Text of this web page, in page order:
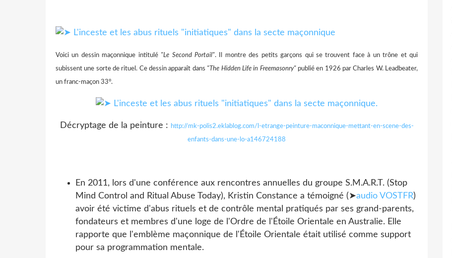
Voici un dessin maçonnique intitulé"Le Second Portail". Il montre des petits garçons qui se trouvent face à un trône et qui
subissent une sorte de rituel. Ce dessin apparaît dans "The Hidden Life in Freemasonry"publié en 1926 par Charles W. Leadbeater,
un franc-maçon 33°.
Décryptage de la peinture : http://mk-polis2.eklablog.com/l-etrange-peinture-maconnique-mettant-en-scene-des-
enfants-dans-une-lo-a146724188
En 2011, lors d'une conférence aux rencontres annuelles du groupe S.M.A.R.T. (Stop
Mind Control and Ritual Abuse Today), Kristin Constance a témoigné (➤audio VOSTFR)
avoir été victime d'abus rituels et de contrôle mental pratiqués par ses grand-parents,
fondateurs et membres d'une loge de l'Ordre de l'Étoile Orientale en Australie. Elle
rapporte que l'emblème maçonnique de l'Étoile Orientale était utilisé comme support
pour sa programmation mentale.